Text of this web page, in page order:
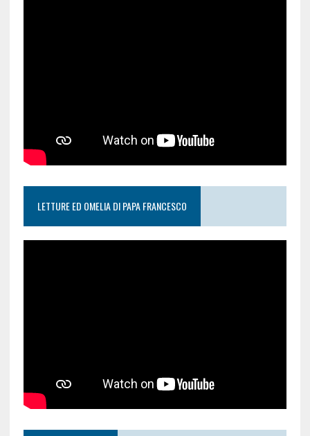
LETTURE ED OMELIA DI PAPA FRANCESCO